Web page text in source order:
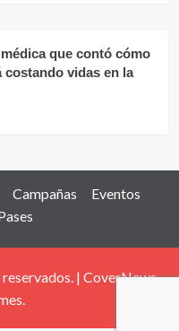
que contó cómo
vidas en la
Campañas
Eventos
| CoverNews